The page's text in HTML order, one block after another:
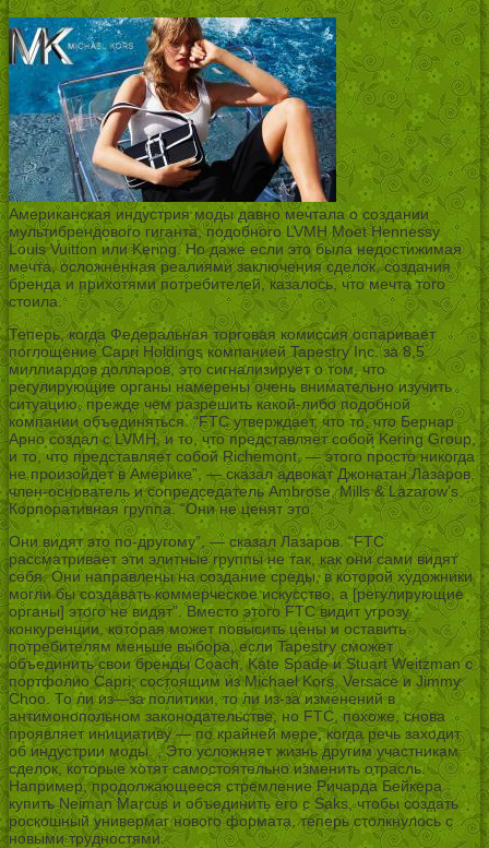
Американская индустрия моды давно мечтала о создании
мультибрендового гиганта, подобного LVMH Moet Hennessy
Louis Vuitton или Kering. Но даже если это была недостижимая
мечта, осложненная реалиями заключения сделок, создания
бренда и прихотями потребителей, казалось, что мечта того
стоила.
Теперь, когда Федеральная торговая комиссия оспаривает
поглощение Capri Holdings компанией Tapestry Inc. за 8,5
миллиардов долларов, это сигнализирует о том, что
регулирующие органы намерены очень внимательно изучить
ситуацию, прежде чем разрешить какой-либо подобной
компании объединяться. “FTC утверждает, что то, что Бернар
Арно создал с LVMH, и то, что представляет собой Kering Group,
и то, что представляет собой Richemont, — этого просто никогда
не произойдет в Америке”, — сказал адвокат Джонатан Лазаров,
член-основатель и сопредседатель Ambrose, Mills & Lazarow’s.
Корпоративная группа. “Они не ценят это.
Они видят это по-другому”, — сказал Лазаров. “FTC
рассматривает эти элитные группы не так, как они сами видят
себя. Они направлены на создание среды, в которой художники
могли бы создавать коммерческое искусство, а [регулирующие
органы] этого не видят”. Вместо этого FTC видит угрозу
конкуренции, которая может повысить цены и оставить
потребителям меньше выбора, если Tapestry сможет
объединить свои бренды Coach, Kate Spade и Stuart Weitzman с
портфолио Capri, состоящим из Michael Kors, Versace и Jimmy
Choo. То ли из—за политики, то ли из-за изменений в
антимонопольном законодательстве, но FTC, похоже, снова
проявляет инициативу — по крайней мере, когда речь заходит
об индустрии моды. , Это усложняет жизнь другим участникам
сделок, которые хотят самостоятельно изменить отрасль.
Например, продолжающееся стремление Ричарда Бейкера
купить Neiman Marcus и объединить его с Saks, чтобы создать
роскошный универмаг нового формата, теперь столкнулось с
новыми трудностями.